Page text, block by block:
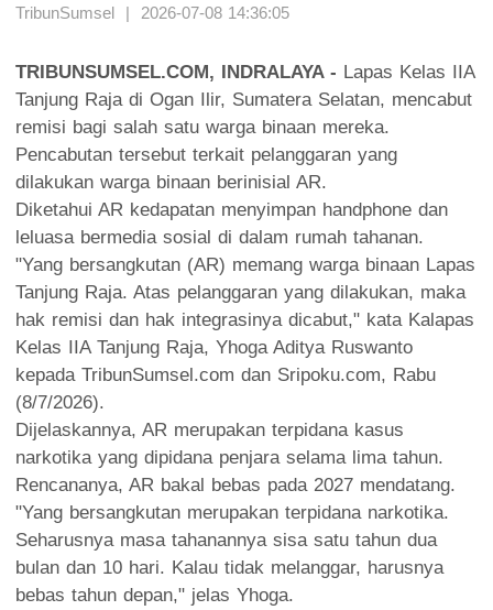
TribunSumsel | 2026-07-08 14:36:05
TRIBUNSUMSEL.COM, INDRALAYA - Lapas Kelas IIA
Tanjung Raja di Ogan Ilir, Sumatera Selatan, mencabut
remisi bagi salah satu warga binaan mereka.
Pencabutan tersebut terkait pelanggaran yang
dilakukan warga binaan berinisial AR.
Diketahui AR kedapatan menyimpan handphone dan
leluasa bermedia sosial di dalam rumah tahanan.
"Yang bersangkutan (AR) memang warga binaan Lapas
Tanjung Raja. Atas pelanggaran yang dilakukan, maka
hak remisi dan hak integrasinya dicabut," kata Kalapas
Kelas IIA Tanjung Raja, Yhoga Aditya Ruswanto
kepada TribunSumsel.com dan Sripoku.com, Rabu
(8/7/2026).
Dijelaskannya, AR merupakan terpidana kasus
narkotika yang dipidana penjara selama lima tahun.
Rencananya, AR bakal bebas pada 2027 mendatang.
"Yang bersangkutan merupakan terpidana narkotika.
Seharusnya masa tahanannya sisa satu tahun dua
bulan dan 10 hari. Kalau tidak melanggar, harusnya
bebas tahun depan," jelas Yhoga.